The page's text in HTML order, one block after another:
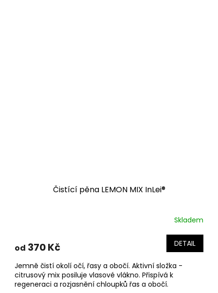
Čistící pěna LEMON MIX InLei®
Skladem
od 370 Kč DETAIL
Jemně čistí okolí očí, řasy a obočí. Aktivní složka -
citrusový mix posiluje vlasové vlákno. Přispívá k
regeneraci a rozjasnění chloupků řas a obočí.